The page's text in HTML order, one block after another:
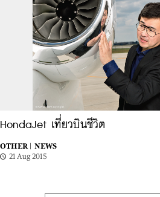
HondaJet เที่ยวบินชีวิต
OTHER |
NEWS
21 Aug 2015